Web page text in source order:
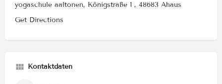
yogaschule aaltonen, Königstraße 1 , 48683 Ahaus
Get Directions
Kontaktdaten